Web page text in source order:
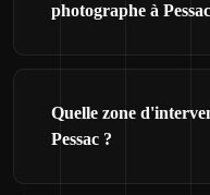
photographe à
Quelle zone
Pessac ?